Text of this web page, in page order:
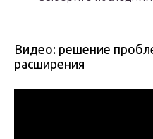
Видео: решение
расширения